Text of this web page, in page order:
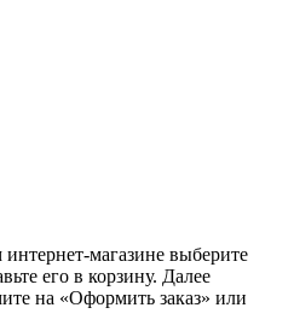
магазине выберите
его в корзину. Далее
на «Оформить заказ» или